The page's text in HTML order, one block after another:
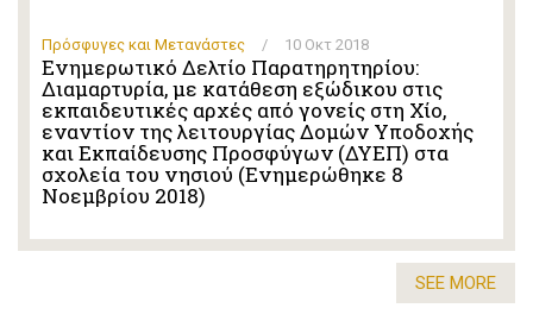
Πρόσφυγες και Μετανάστες / 10 Οκτ 2018
Ενημερωτικό Δελτίο Παρατηρητηρίου:
Διαμαρτυρία, με κατάθεση εξώδικου στις
εκπαιδευτικές αρχές από γονείς στη Χίο,
εναντίον της λειτουργίας Δομών Υποδοχής
και Εκπαίδευσης Προσφύγων (ΔΥΕΠ) στα
σχολεία του νησιού (Ενημερώθηκε 8
Νοεμβρίου 2018)
SEE MORE